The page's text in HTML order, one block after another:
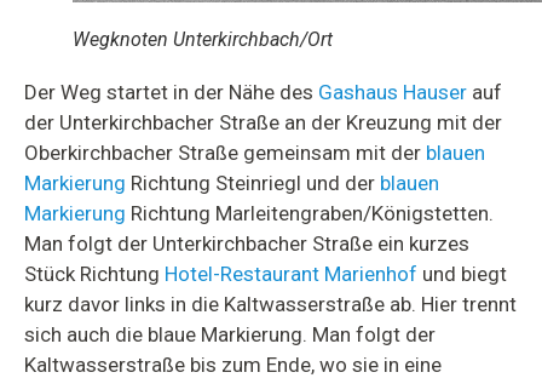
Wegknoten Unterkirchbach/Ort
Der Weg startet in der Nähe des Gashaus Hauser auf
der Unterkirchbacher Straße an der Kreuzung mit der
Oberkirchbacher Straße gemeinsam mit der blauen
Markierung Richtung Steinriegl und der blauen
Markierung Richtung Marleitengraben/Königstetten.
Man folgt der Unterkirchbacher Straße ein kurzes
Stück Richtung Hotel-Restaurant Marienhof und biegt
kurz davor links in die Kaltwasserstraße ab. Hier trennt
sich auch die blaue Markierung. Man folgt der
Kaltwasserstraße bis zum Ende, wo sie in eine